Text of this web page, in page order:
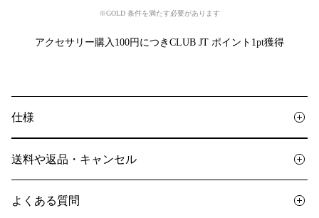
※GOLD 条件を満たす必要があります
アクセサリー購入100円につきCLUB JT ポイント1pt獲得
仕様
送料や返品・キャンセル
よくある質問